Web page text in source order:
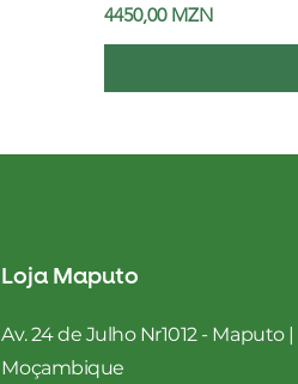
Preço
4450,00 MZN
Loja Maputo
Av. 24 de Julho Nr1012 - Maputo |
Moçambique